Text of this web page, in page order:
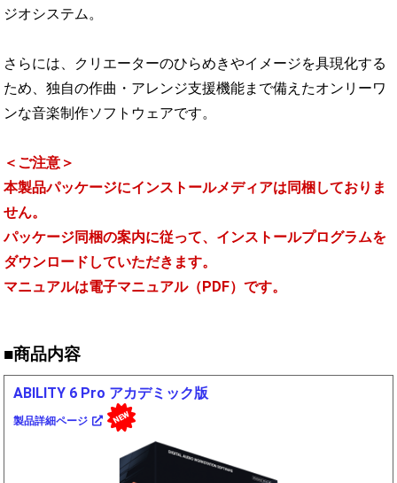
ジオシステム。
さらには、クリエーターのひらめきやイメージを具現化する
ため、独自の作曲・アレンジ支援機能まで備えたオンリーワ
ンな音楽制作ソフトウェアです。
＜ご注意＞
本製品パッケージにインストールメディアは同梱しておりま
せん。
パッケージ同梱の案内に従って、インストールプログラムを
ダウンロードしていただきます。
マニュアルは電子マニュアル（PDF）です。
■商品内容
ABILITY 6 Pro アカデミック版
製品詳細ページ NEW